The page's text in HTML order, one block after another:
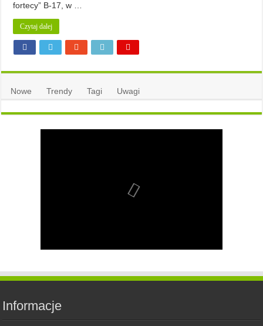
fortecy” B-17, w …
Czytaj dalej
Nowe Trendy Tagi Uwagi
Informacje